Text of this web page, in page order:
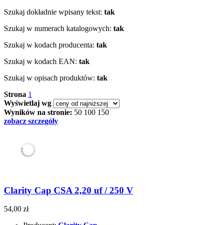
Szukaj dokładnie wpisany tekst: tak
Szukaj w numerach katalogowych: tak
Szukaj w kodach producenta: tak
Szukaj w kodach EAN: tak
Szukaj w opisach produktów: tak
Strona 1
Wyświetlaj wg
Wyników na stronie: 50 100 150
zobacz szczegóły
Clarity Cap CSA 2,20 uf / 250 V
54,00 zł